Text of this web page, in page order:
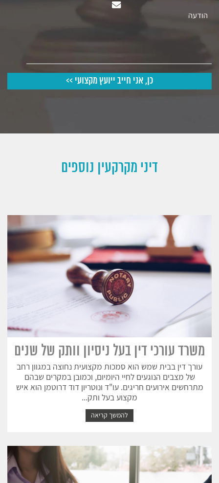
דיני מקרקעין נוספים
משרד עורכי דין בעל ניסיון וותק של שנים
עורך דין בבית שמש הוא סמכות מקצועית נחוצה במגוון רחב
של מצבים הנוגעים לחיי היומיום, וכמובן במקרים שבהם
מתרחשים אירועים חריגים. עו"ד ונוטריון דוד דרוטמן הוא איש
מקצוע בעל ותק...
להמשך קריאה